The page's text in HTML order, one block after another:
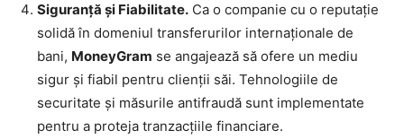
Siguranță și Fiabilitate. Ca o companie cu o reputație
solidă în domeniul transferurilor internaționale de
bani, MoneyGram se angajează să ofere un mediu
sigur și fiabil pentru clienții săi. Tehnologiile de
securitate și măsurile antifraudă sunt implementate
pentru a proteja tranzacțiile financiare.